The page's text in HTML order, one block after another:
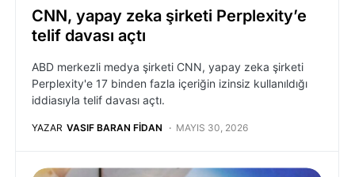
CNN, yapay zeka şirketi Perplexity’e
telif davası açtı
ABD merkezli medya şirketi CNN, yapay zeka şirketi
Perplexity'e 17 binden fazla içeriğin izinsiz kullanıldığı
iddiasıyla telif davası açtı.
YAZAR VASIF BARAN FIDAN MAYIS 30, 2026